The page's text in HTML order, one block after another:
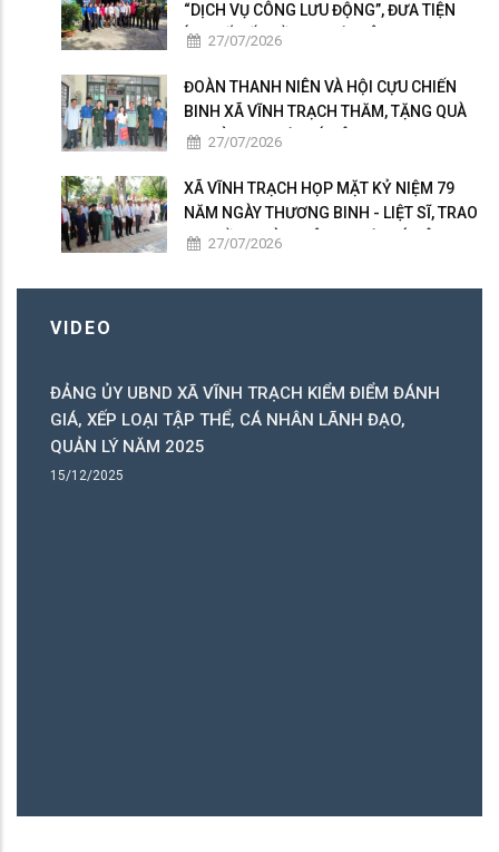
“DỊCH VỤ CÔNG LƯU ĐỘNG”, ĐƯA TIỆN
ÍCH SỐ ĐẾN GẦN NGƯỜI DÂN
27/07/2026
ĐOÀN THANH NIÊN VÀ HỘI CỰU CHIẾN
BINH XÃ VĨNH TRẠCH THĂM, TẶNG QUÀ
GIA ĐÌNH NGƯỜI CÓ CÔNG
27/07/2026
XÃ VĨNH TRẠCH HỌP MẶT KỶ NIỆM 79
NĂM NGÀY THƯƠNG BINH - LIỆT SĨ, TRAO
50 PHẦN QUÀ TRI ÂN NGƯỜI CÓ CÔNG
27/07/2026
VIDEO
ĐẢNG ỦY UBND XÃ VĨNH TRẠCH KIỂM ĐIỂM ĐÁNH
GIÁ, XẾP LOẠI TẬP THỂ, CÁ NHÂN LÃNH ĐẠO,
QUẢN LÝ NĂM 2025
15/12/2025